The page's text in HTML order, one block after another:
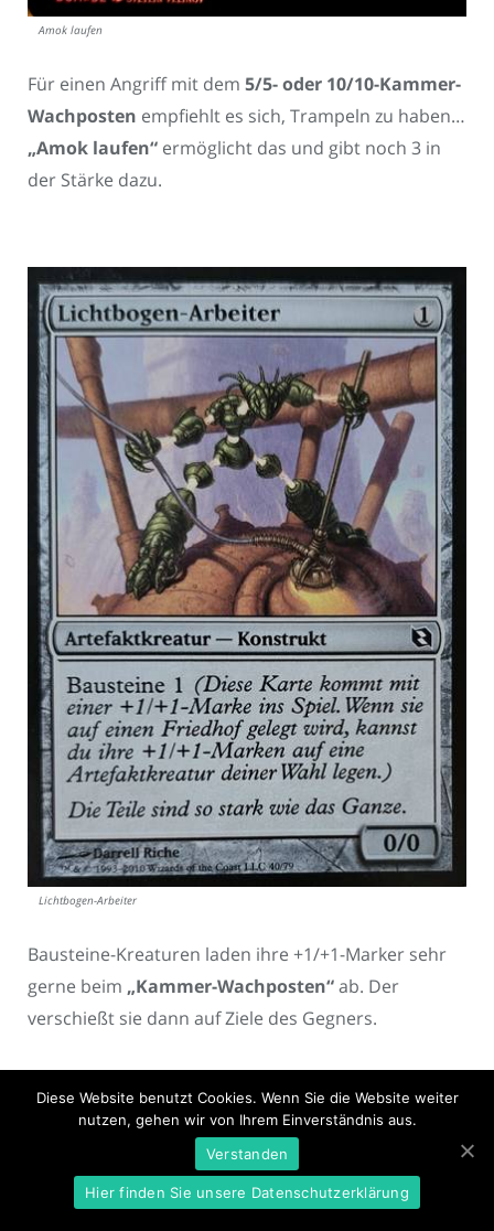
Amok laufen
Für einen Angriff mit dem 5/5- oder 10/10-Kammer-
Wachposten empfiehlt es sich, Trampeln zu haben…
„Amok laufen“ ermöglicht das und gibt noch 3 in
der Stärke dazu.
Lichtbogen-Arbeiter
Bausteine-Kreaturen laden ihre +1/+1-Marker sehr
gerne beim „Kammer-Wachposten“ab. Der
verschießt sie dann auf Ziele des Gegners.
STURMI
Diese Website benutzt Cookies. Wenn Sie die Website weiter
nutzen, gehen wir von Ihrem Einverständnis aus.
Verstanden
Hier finden Sie unsere Datenschutzerklärung